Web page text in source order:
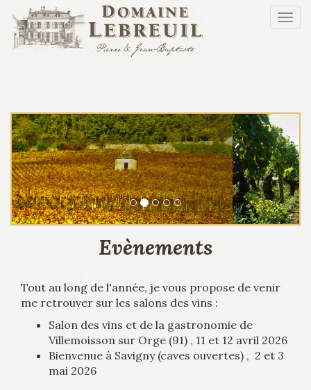
Aller au contenu principal
Evènements
Tout au long de l'année, je vous propose de venir
me retrouver sur les salons des vins :
Salon des vins et de la gastronomie de
Villemoisson sur Orge (91) , 11 et 12 avril 2026
Bienvenue à Savigny (caves ouvertes) , 2 et 3
mai 2026